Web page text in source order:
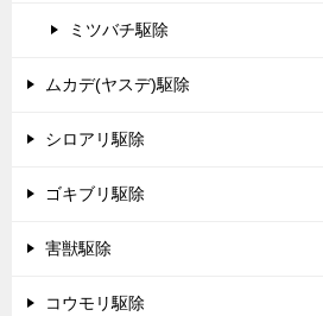
ミツバチ駆除
ムカデ(ヤスデ)駆除
シロアリ駆除
ゴキブリ駆除
害獣駆除
コウモリ駆除